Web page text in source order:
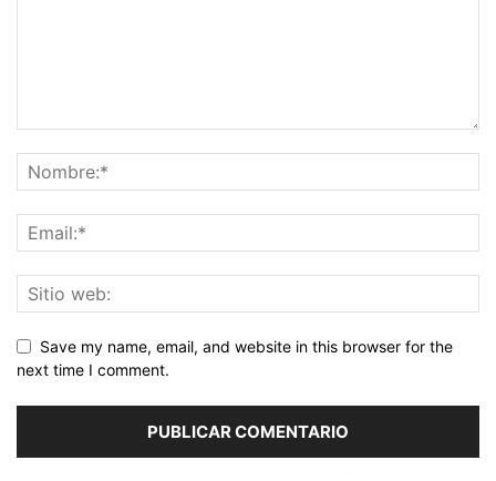
Save my name, email, and website in this browser for the
next time I comment.